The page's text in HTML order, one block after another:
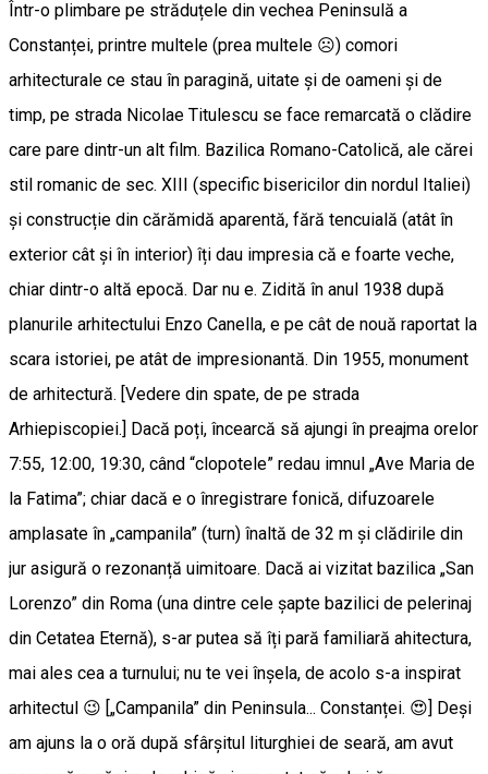
Într-o plimbare pe străduțele din vechea Peninsulă a
Constanței, printre multele (prea multele ☹) comori
arhitecturale ce stau în paragină, uitate și de oameni și de
timp, pe strada Nicolae Titulescu se face remarcată o clădire
care pare dintr-un alt film. Bazilica Romano-Catolică, ale cărei
stil romanic de sec. XIII (specific bisericilor din nordul Italiei)
și construcție din cărămidă aparentă, fără tencuială (atât în
exterior cât și în interior) îți dau impresia că e foarte veche,
chiar dintr-o altă epocă. Dar nu e. Zidită în anul 1938 după
planurile arhitectului Enzo Canella, e pe cât de nouă raportat la
scara istoriei, pe atât de impresionantă. Din 1955, monument
de arhitectură. [Vedere din spate, de pe strada
Arhiepiscopiei.] Dacă poți, încearcă să ajungi în preajma orelor
7:55, 12:00, 19:30, când “clopotele” redau imnul „Ave Maria de
la Fatima”; chiar dacă e o înregistrare fonică, difuzoarele
amplasate în „campanila” (turn) înaltă de 32 m și clădirile din
jur asigură o rezonanță uimitoare. Dacă ai vizitat bazilica „San
Lorenzo” din Roma (una dintre cele șapte bazilici de pelerinaj
din Cetatea Eternă), s-ar putea să îți pară familiară ahitectura,
mai ales cea a turnului; nu te vei înșela, de acolo s-a inspirat
arhitectul 😉 [„Campanila” din Peninsula... Constanței. 😍] Deși
am ajuns la o oră după sfârșitul liturghiei de seară, am avut